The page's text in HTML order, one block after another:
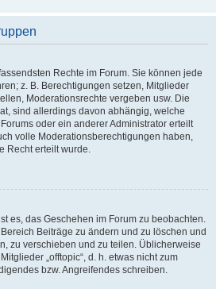
Rechte im Forum. Sie können jede
z. B. Berechtigungen setzen, Mitglieder
Moderationsrechte vergeben usw. Die
sind allerdings davon abhängig, welche
oder ein anderer Administrator erteilt
volle Moderationsberechtigungen haben,
Recht erteilt wurde.
es, das Geschehen im Forum zu beobachten.
Beiträge zu ändern und zu löschen und
zu verschieben und zu teilen. Üblicherweise
„offtopic“, d. h. etwas nicht zum
bzw. Angreifendes schreiben.